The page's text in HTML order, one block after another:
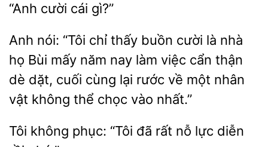
“Anh
Anh nói: “Tôi chỉ thấy cười
nhà
họ Bùi mấy năm nay làm việc cẩn thận
dè dặt, cuối cùng lại rước về một nhân
vật không thể chọc vào
Tôi không phục: “Tôi
nỗ lực